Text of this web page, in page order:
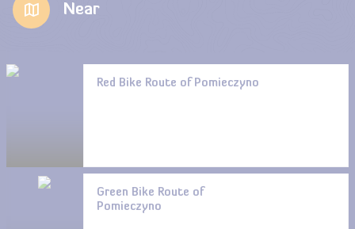
Near
Red Bike Route of Pomieczyno
Green Bike Route of
Pomieczyno